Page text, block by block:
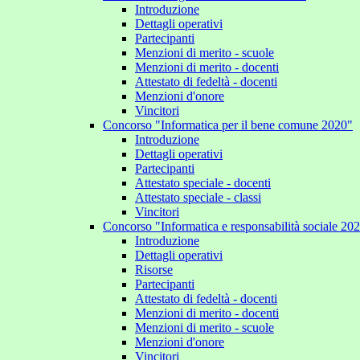
Introduzione
Dettagli operativi
Partecipanti
Menzioni di merito - scuole
Menzioni di merito - docenti
Attestato di fedeltà - docenti
Menzioni d'onore
Vincitori
Concorso "Informatica per il bene comune 2020"
Introduzione
Dettagli operativi
Partecipanti
Attestato speciale - docenti
Attestato speciale - classi
Vincitori
Concorso "Informatica e responsabilità sociale
Introduzione
Dettagli operativi
Risorse
Partecipanti
Attestato di fedeltà - docenti
Menzioni di merito - docenti
Menzioni di merito - scuole
Menzioni d'onore
Vincitori